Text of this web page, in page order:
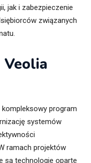
jak i zabezpieczenie
związanych
Veolia
program
systemów
ramach projektów
są technologie oparte